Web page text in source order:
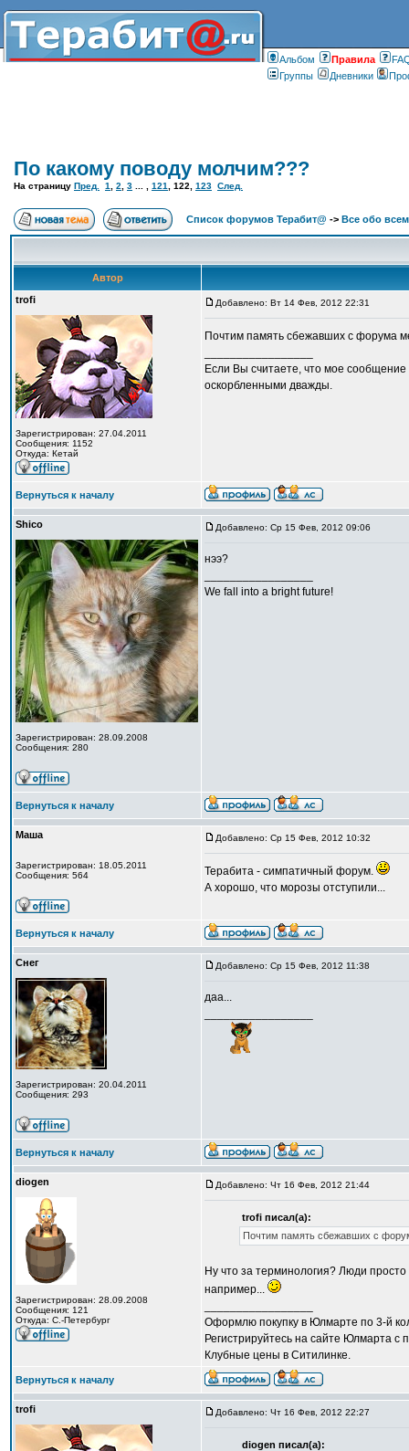
Альбом Правилa
Группы
Дневники
По какому поводу молчим???
На страницу Пред. 1 2 3 121 122 123 След.
Список форумов Терабит@ -> Все обо всем
Автор
trofi
Зарегистрирован: 27.04.2011
Сообщения: 1152
Откуда: Кетай
Добавлено: Вт 14 Фев, 2012 22:31
Почтим память сбежавших с форума
Если Вы считаете, что мое сообщение
оскорбленными дважды.
Вернуться к началу
Shico
Зарегистрирован: 28.09.2008
Сообщения: 280
Добавлено: Ср 15 Фев, 2012 09:06
нээ?
We fall into a bright future!
Вернуться к началу
Маша
Зарегистрирован: 18.05.2011
Сообщения: 564
Добавлено: Ср 15 Фев, 2012 10:32
Терабита - симпатичный форум.
А хорошо, что морозы отступили...
Вернуться к началу
Снег
Зарегистрирован: 20.04.2011
Сообщения: 293
Добавлено: Ср 15 Фев, 2012 11:38
даа...
Вернуться к началу
diogen
Зарегистрирован: 28.09.2008
Сообщения: 121
Откуда: С.-Петербург
Добавлено: Чт 16 Фев, 2012 21:44
trofi писал(а):
Почтим память сбежавших с
Ну что за терминология? Люди
например...
Оформлю покупку в Юлмарте по 3-й
Регистрируйтесь на сайте Юлмарта с
Клубные цены в Ситилинке.
Вернуться к началу
trofi Добавлено: Чт 16 Фев, 2012 22:27
diogen писал(а):